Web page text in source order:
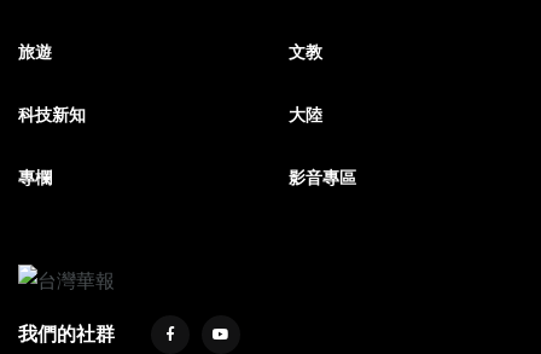
旅遊 文教
科技新知 大陸
專欄 影音專區
我們的社群